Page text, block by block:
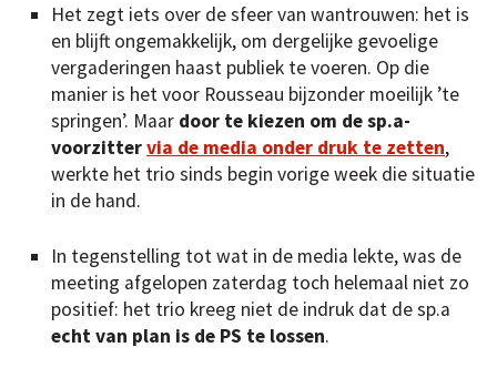
Het zegt iets over de sfeer van wantrouwen: het is
en blijft ongemakkelijk, om dergelijke gevoelige
vergaderingen haast publiek te voeren. Op die
manier is het voor Rousseau bijzonder moeilijk ’te
springen’. Maar door te kiezen om de sp.a-
voorzittervia de media onder druk te zetten,
werkte het trio sinds begin vorige week die situatie
in de hand.
In tegenstelling tot wat in de media lekte, was de
meeting afgelopen zaterdag toch helemaal niet zo
positief: het trio kreeg niet de indruk dat de sp.a
echt van plan is de PS te lossen.